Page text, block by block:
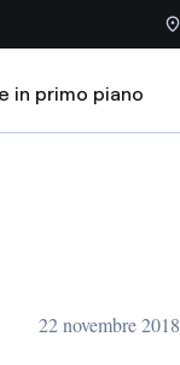
in primo piano
22 novembre 2018